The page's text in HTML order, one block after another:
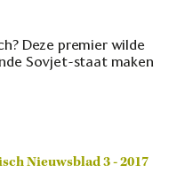
Deze premier wilde
Sovjet-staat maken
Nieuwsblad 3 - 2017